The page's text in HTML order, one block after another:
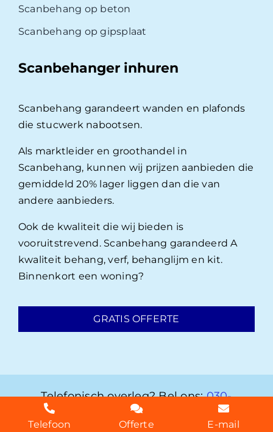
Scanbehang op beton
Scanbehang op gipsplaat
Scanbehanger inhuren
Scanbehang garandeert wanden en plafonds
die stucwerk nabootsen.
Als marktleider en groothandel in
Scanbehang, kunnen wij prijzen aanbieden die
gemiddeld 20% lager liggen dan die van
andere aanbieders.
Ook de kwaliteit die wij bieden is
vooruitstrevend. Scanbehang garandeerd A
kwaliteit behang, verf, behanglijm en kit.
Binnenkort een woning?
GRATIS OFFERTE
Telefonisch overleg? Bel ons:030-
2072303
Telefoon Offerte E-mail